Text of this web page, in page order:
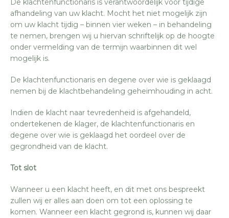
De klachtenfunctionaris is verantwoordelijk voor tijdige
afhandeling van uw klacht. Mocht het niet mogelijk zijn
om uw klacht tijdig – binnen vier weken – in behandeling
te nemen, brengen wij u hiervan schriftelijk op de hoogte
onder vermelding van de termijn waarbinnen dit wel
mogelijk is.
De klachtenfunctionaris en degene over wie is geklaagd
nemen bij de klachtbehandeling geheimhouding in acht.
Indien de klacht naar tevredenheid is afgehandeld,
ondertekenen de klager, de klachtenfunctionaris en
degene over wie is geklaagd het oordeel over de
gegrondheid van de klacht.
Tot slot
Wanneer u een klacht heeft, en dit met ons bespreekt
zullen wij er alles aan doen om tot een oplossing te
komen. Wanneer een klacht gegrond is, kunnen wij daar